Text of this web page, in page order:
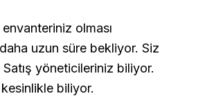
olması
uzun süre bekliyor. Siz
yöneticileriniz biliyor.
biliyor.